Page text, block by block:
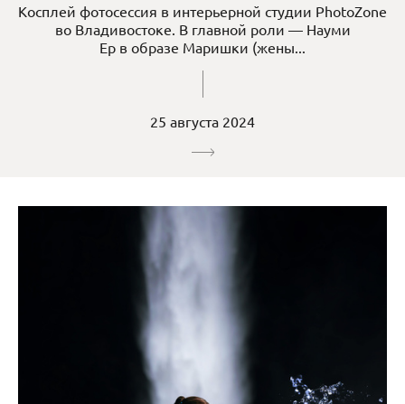
Косплей фотосессия в интерьерной студии PhotoZone
во Владивостоке. В главной роли — Науми
Ер в образе Маришки (жены...
25 августа 2024